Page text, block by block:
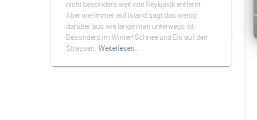
nicht besonders weit von Reykjavík entfernt.
Aber wie immer auf Island sagt das wenig
darüber aus wie lange man unterwegs ist.
Besonders im Winter! Schnee und Eis auf den
Strassen, Weiterlesen…